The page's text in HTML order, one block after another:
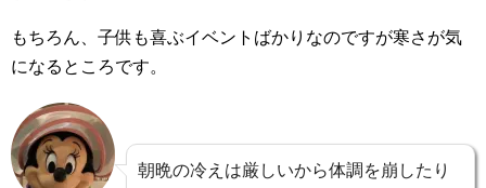
もちろん、子供も喜ぶイベントばかりなのですが寒さが気
になるところです。
朝晩の冷えは厳しいから体調を崩したり